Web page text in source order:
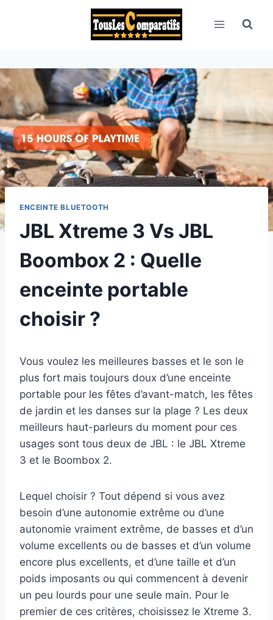
ENCEINTE BLUETOOTH
JBL Xtreme 3 Vs JBL
Boombox 2 : Quelle
enceinte portable
choisir ?
Vous voulez les meilleures basses et le son le
plus fort mais toujours doux d’une enceinte
portable pour les fêtes d’avant-match, les fêtes
de jardin et les danses sur la plage ? Les deux
meilleurs haut-parleurs du moment pour ces
usages sont tous deux de JBL : le JBL Xtreme
3 et le Boombox 2.
Lequel choisir ? Tout dépend si vous avez
besoin d’une autonomie extrême ou d’une
autonomie vraiment extrême, de basses et d’un
volume excellents ou de basses et d’un volume
encore plus excellents, et d’une taille et d’un
poids imposants ou qui commencent à devenir
un peu lourds pour une seule main. Pour le
premier de ces critères, choisissez le Xtreme 3.